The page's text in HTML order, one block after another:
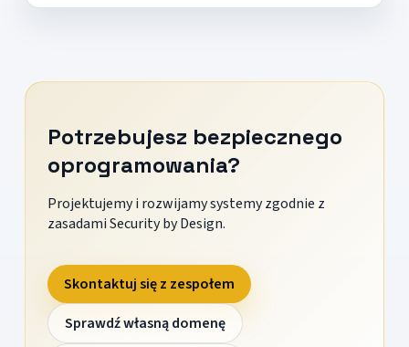
Potrzebujesz bezpiecznego
oprogramowania?
Projektujemy i rozwijamy systemy zgodnie z
zasadami Security by Design.
Skontaktuj się z zespołem
Sprawdź własną domenę